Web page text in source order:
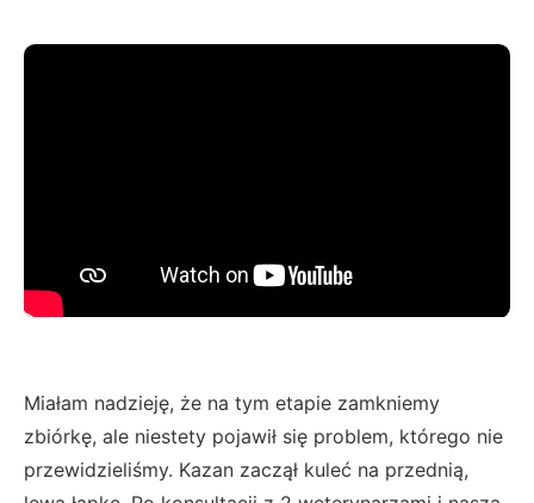
Miałam nadzieję, że na tym etapie zamkniemy
zbiórkę, ale niestety pojawił się problem, którego nie
przewidzieliśmy. Kazan zaczął kuleć na przednią,